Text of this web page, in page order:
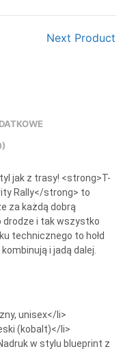
Next Product
jak z trasy! <strong>T-
Rally</strong> to
za każdą dobrą
drodze i tak wszystko
technicznego to hołd
i jadą dalej.
unisex</li>
(kobalt)</li>
w stylu blueprint z